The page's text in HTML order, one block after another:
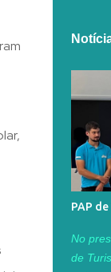
PAP
No
de